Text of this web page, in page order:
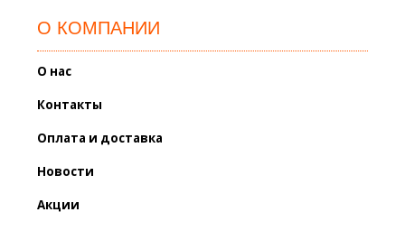
О КОМПАНИИ
О нас
Контакты
Оплата и доставка
Новости
Акции